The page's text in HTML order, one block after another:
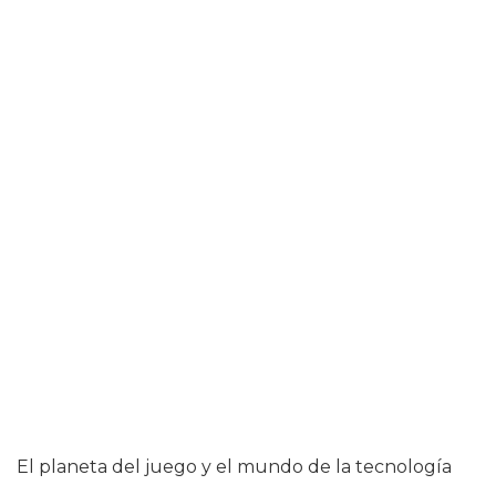
El planeta del juego y el mundo de la tecnología